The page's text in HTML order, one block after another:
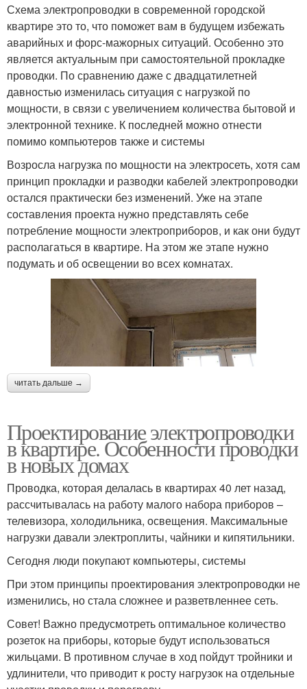
Схема электропроводки в современной городской
квартире это то, что поможет вам в будущем избежать
аварийных и форс-мажорных ситуаций. Особенно это
является актуальным при самостоятельной прокладке
проводки. По сравнению даже с двадцатилетней
давностью изменилась ситуация с нагрузкой по
мощности, в связи с увеличением количества бытовой и
электронной технике. К последней можно отнести
помимо компьютеров также и системы
Возросла нагрузка по мощности на электросеть, хотя сам
принцип прокладки и разводки кабелей электропроводки
остался практически без изменений. Уже на этапе
составления проекта нужно представлять себе
потребление мощности электроприборов, и как они будут
располагаться в квартире. На этом же этапе нужно
подумать и об освещении во всех комнатах.
читать дальше →
Проектирование электропроводки
в квартире. Особенности проводки
в новых домах
Проводка, которая делалась в квартирах 40 лет назад,
рассчитывалась на работу малого набора приборов –
телевизора, холодильника, освещения. Максимальные
нагрузки давали электроплиты, чайники и кипятильники.
Сегодня люди покупают компьютеры, системы
При этом принципы проектирования электропроводки не
изменились, но стала сложнее и разветвленнее сеть.
Совет! Важно предусмотреть оптимальное количество
розеток на приборы, которые будут использоваться
жильцами. В противном случае в ход пойдут тройники и
удлинители, что приводит к росту нагрузок на отдельные